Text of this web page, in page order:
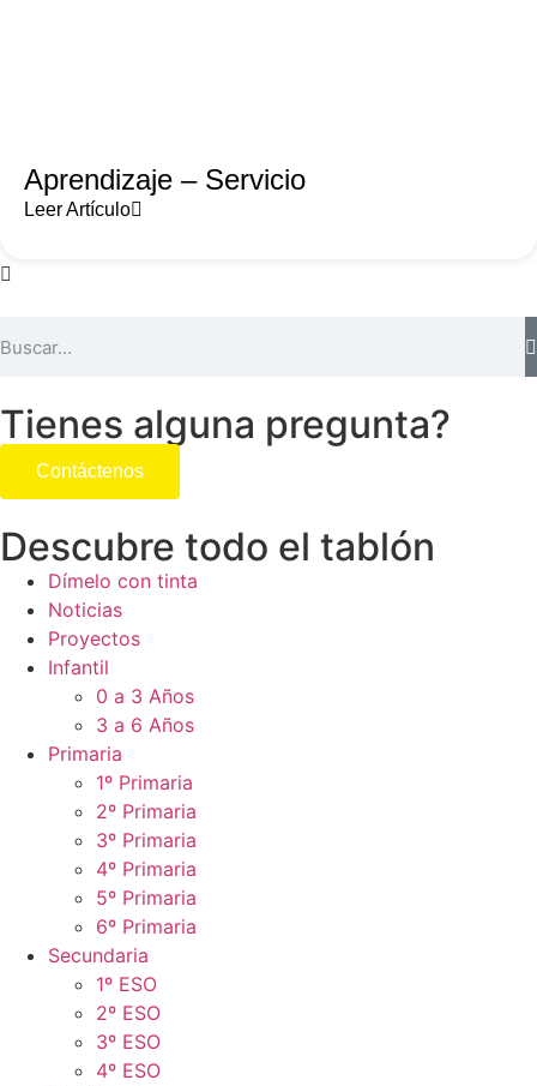
Aprendizaje – Servicio
Leer Artículo
Tienes alguna pregunta?
Contáctenos
Descubre todo el tablón
Dímelo con tinta
Noticias
Proyectos
Infantil
0 a 3 Años
3 a 6 Años
Primaria
1º Primaria
2º Primaria
3º Primaria
4º Primaria
5º Primaria
6º Primaria
Secundaria
1º ESO
2º ESO
3º ESO
4º ESO